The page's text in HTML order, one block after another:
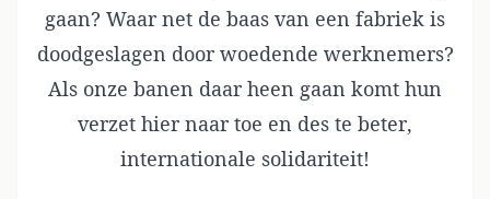
gaan? Waar net de baas van een fabriek is
doodgeslagen door woedende werknemers?
Als onze banen daar heen gaan komt hun
verzet hier naar toe en des te beter,
internationale solidariteit!